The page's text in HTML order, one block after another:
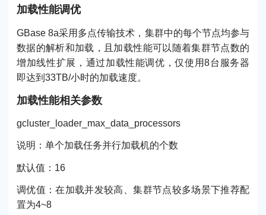
加载性能调优
GBase 8a采用多点传输技术，集群中的每个节点均参与
数据的解析和加载，且加载性能可以随着集群节点数的
增加线性扩展，通过加载性能调优，仅使用8台服务器
即达到33TB/小时的加载速度。
加载性能相关参数
gcluster_loader_max_data_processors
说明：单个加载任务并行加载机的个数
默认值：16
调优值：在加载并发较高、集群节点较多场景下推荐配
置为4~8